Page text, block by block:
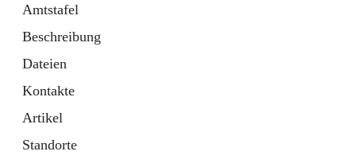
Amtstafel
Beschreibung
Dateien
Kontakte
Artikel
Standorte